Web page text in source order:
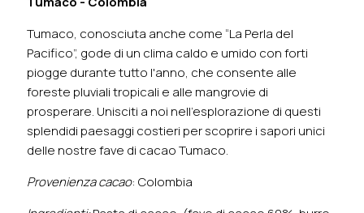
Tumaco, conosciuta anche come “La Perla del
Pacifico”, gode di un clima caldo e umido con forti
piogge durante tutto l'anno, che consente alle
foreste pluviali tropicali e alle mangrovie di
prosperare. Unisciti a noi nell'esplorazione di questi
splendidi paesaggi costieri per scoprire i sapori unici
delle nostre fave di cacao Tumaco.
Provenienza cacao: Colombia